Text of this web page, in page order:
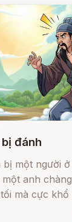
đánh
một người
anh
mà cực